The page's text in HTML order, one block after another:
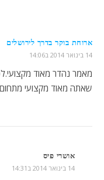
ארוחת בוקר בדרך לירושלים
14 בינואר 2014 ב14:06
מאמר נהדר מאוד
שאתה מאוד מקצועי
אושרי פיס
14 בינואר 2014 ב14:31